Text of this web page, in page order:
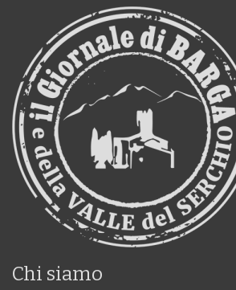
Chi siamo